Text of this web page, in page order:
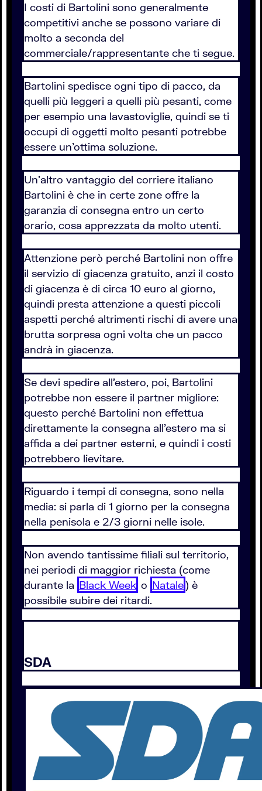
I costi di Bartolini sono generalmente
competitivi anche se possono variare di
molto a seconda del
commerciale/rappresentante che ti segue.
Bartolini spedisce ogni tipo di pacco, da
quelli più leggeri a quelli più pesanti, come
per esempio una lavastoviglie, quindi se ti
occupi di oggetti molto pesanti potrebbe
essere un'ottima soluzione.
Un'altro vantaggio del corriere italiano
Bartolini è che in certe zone offre la
garanzia di consegna entro un certo
orario, cosa apprezzata da molto utenti.
Attenzione però perché Bartolini non offre
il servizio di giacenza gratuito, anzi il costo
di giacenza è di circa 10 euro al giorno,
quindi presta attenzione a questi piccoli
aspetti perché altrimenti rischi di avere una
brutta sorpresa ogni volta che un pacco
andrà in giacenza.
Se devi spedire all'estero, poi, Bartolini
potrebbe non essere il partner migliore:
questo perché Bartolini non effettua
direttamente la consegna all'estero ma si
affida a dei partner esterni, e quindi i costi
potrebbero lievitare.
Riguardo i tempi di consegna, sono nella
media: si parla di 1 giorno per la consegna
nella penisola e 2/3 giorni nelle isole.
Non avendo tantissime filiali sul territorio,
nei periodi di maggior richiesta (come
durante la Black Week o Natale) è
possibile subire dei ritardi.
SDA